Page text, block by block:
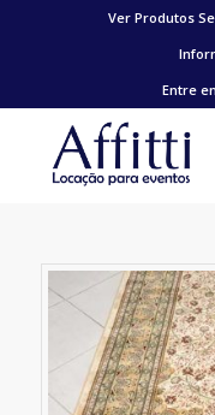
Ver Produtos
Entre